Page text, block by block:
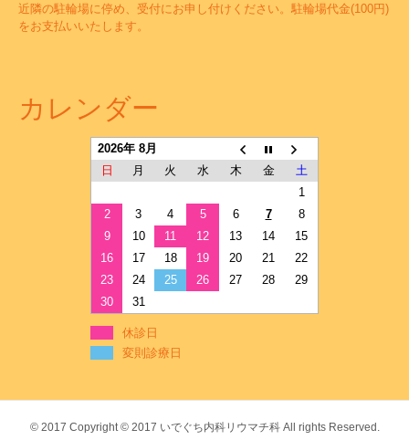
近隣の駐輪場に停め、受付にお申し付けください。駐輪場代金(100円)
をお支払いいたします。
カレンダー
2026年 8月
日
月 火 水 木 金
土
1
2
3 4 5 6 7
8
9
10 11 12 13 14
15
16
17 18 19 20 21
22
23
24 25 26 27 28
29
30
31
休診日
変則診療日
© 2017 Copyright © 2017 いでぐち内科リウマチ科 All rights Reserved.